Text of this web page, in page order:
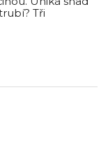
Tři